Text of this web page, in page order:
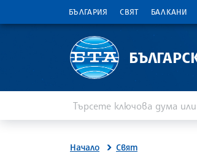
БЪЛГАРИЯ СВЯТ БАЛКАНИ
Начало Свят